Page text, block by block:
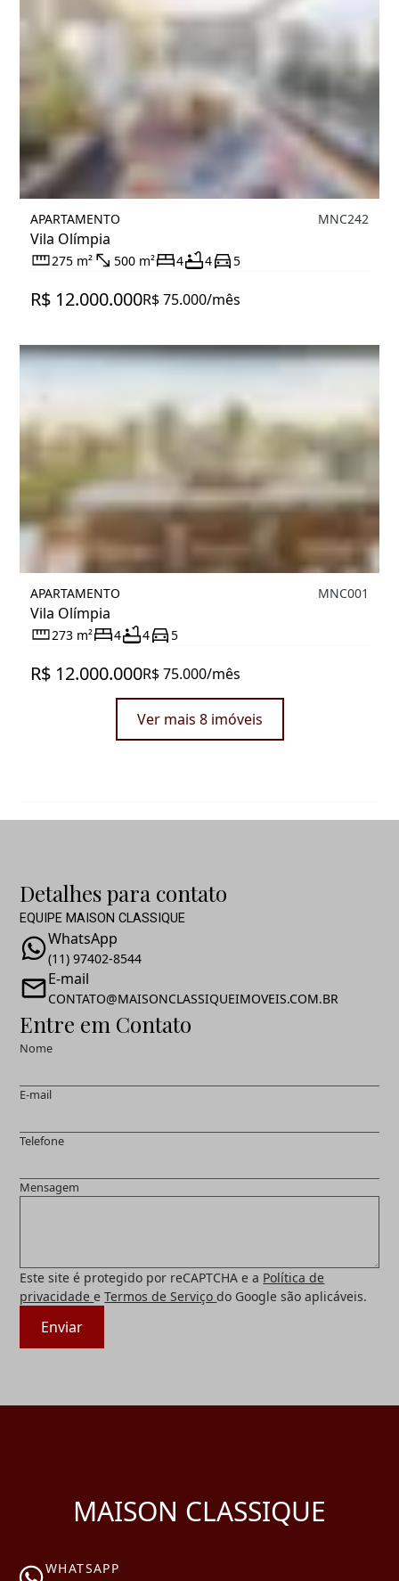
APARTAMENTO
Vila Olímpia
MNC242
275 m² 500 m² 4 4 5
R$ 12.000.000R$ 75.000/mês
APARTAMENTO
Vila Olímpia
MNC001
273 m² 4 4 5
R$ 12.000.000R$ 75.000/mês
Ver mais 8 imóveis
Detalhes para contato
EQUIPE MAISON CLASSIQUE
WhatsApp
(11) 97402-8544
E-mail
CONTATO@MAISONCLASSIQUEIMOVEIS.COM.BR
Entre em Contato
Nome
E-mail
Telefone
Mensagem
Este site é protegido por reCAPTCHA e a Política de
privacidadeeTermos de Serviçodo Google são aplicáveis.
Enviar
MAISON CLASSIQUE
WHATSAPP